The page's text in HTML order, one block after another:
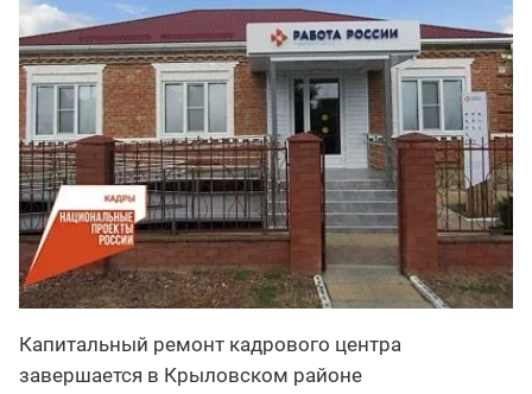
Капитальный ремонт кадрового центра
завершается в Крыловском районе